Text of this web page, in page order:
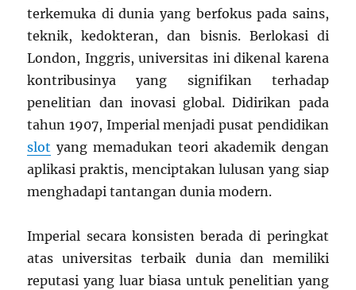
terkemuka di dunia yang berfokus pada sains,
teknik, kedokteran, dan bisnis. Berlokasi di
London, Inggris, universitas ini dikenal karena
kontribusinya yang signifikan terhadap
penelitian dan inovasi global. Didirikan pada
tahun 1907, Imperial menjadi pusat pendidikan
slot yang memadukan teori akademik dengan
aplikasi praktis, menciptakan lulusan yang siap
menghadapi tantangan dunia modern.
Imperial secara konsisten berada di peringkat
atas universitas terbaik dunia dan memiliki
reputasi yang luar biasa untuk penelitian yang